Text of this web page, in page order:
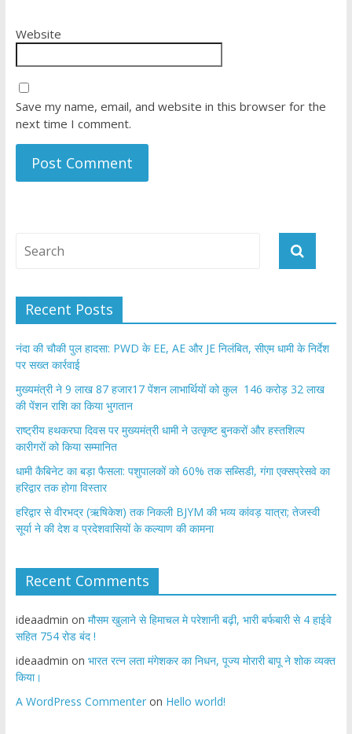
Website
Save my name, email, and website in this browser for the
next time I comment.
Recent Posts
नंदा की चौकी पुल हादसा: PWD के EE, AE और JE निलंबित, सीएम धामी के निर्देश
पर सख्त कार्रवाई
मुख्यमंत्री ने 9 लाख 87 हजार17 पेंशन लाभार्थियों को कुल 146 करोड़ 32 लाख
की पेंशन राशि का किया भुगतान
राष्ट्रीय हथकरघा दिवस पर मुख्यमंत्री धामी ने उत्कृष्ट बुनकरों और हस्तशिल्प
कारीगरों को किया सम्मानित
​धामी कैबिनेट का बड़ा फैसला: पशुपालकों को 60% तक सब्सिडी, गंगा एक्सप्रेसवे का
हरिद्वार तक होगा विस्तार
​हरिद्वार से वीरभद्र (ऋषिकेश) तक निकली BJYM की भव्य कांवड़ यात्रा; तेजस्वी
सूर्या ने की देश व प्रदेशवासियों के कल्याण की कामना
Recent Comments
ideaadmin on मौसम खुलाने से हिमाचल मे परेशानी बढ़ी, भारी बर्फबारी से 4 हाईवे
सहित 754 रोड बंद !
ideaadmin on भारत रत्न लता मंगेशकर का निधन, पूज्य मोरारी बापू ने शोक व्यक्त
किया।
A WordPress Commenteron Hello world!